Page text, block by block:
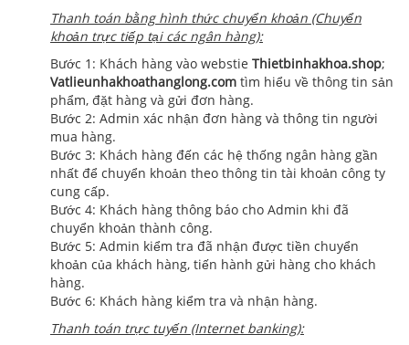
Thanh toán bằng hình thức chuyển khoản (Chuyển
khoản trực tiếp tại các ngân hàng):
Bước 1: Khách hàng vào webstie Thietbinhakhoa.shop;
Vatlieunhakhoathanglong.com tìm hiểu về thông tin sản
phẩm, đặt hàng và gửi đơn hàng.
Bước 2: Admin xác nhận đơn hàng và thông tin người
mua hàng.
Bước 3: Khách hàng đến các hệ thống ngân hàng gần
nhất để chuyển khoản theo thông tin tài khoản công ty
cung cấp.
Bước 4: Khách hàng thông báo cho Admin khi đã
chuyển khoản thành công.
Bước 5: Admin kiểm tra đã nhận được tiền chuyển
khoản của khách hàng, tiến hành gửi hàng cho khách
hàng.
Bước 6: Khách hàng kiểm tra và nhận hàng.
Thanh toán trực tuyến (Internet banking):​